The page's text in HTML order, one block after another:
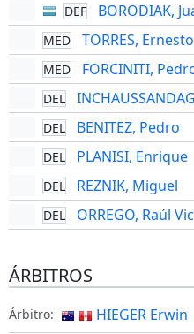
DEF BORODIAK,
MED TORRES, Ernesto
MED FORCINITI,
DEL
DEL BENITEZ, Pedro
DEL PLANISI, Enrique
DEL REZNIK, Miguel
DEL ORREGO, Raúl
ÁRBITROS
Árbitro: HIEGER Erwin